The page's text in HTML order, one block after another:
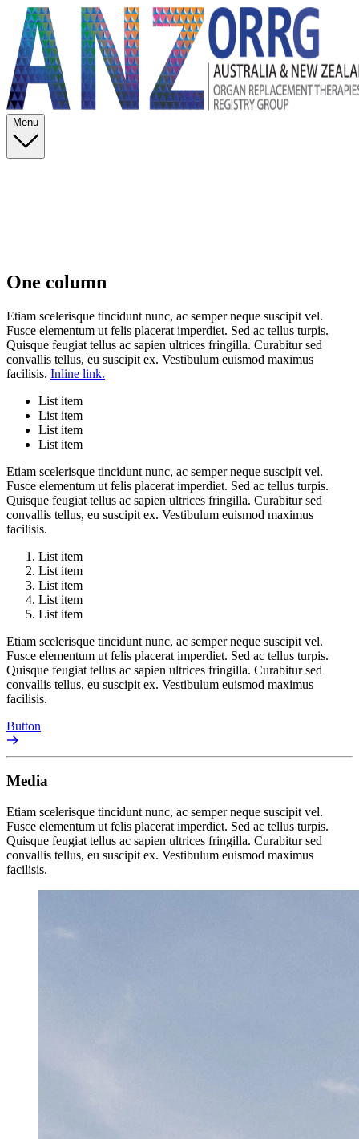
Menu
One column
Etiam scelerisque tincidunt nunc, ac semper neque suscipit vel.
Fusce elementum ut felis placerat imperdiet. Sed ac tellus turpis.
Quisque feugiat tellus ac sapien ultrices fringilla. Curabitur sed
convallis tellus, eu suscipit ex. Vestibulum euismod maximus
facilisis. Inline link.
List item
List item
List item
List item
Etiam scelerisque tincidunt nunc, ac semper neque suscipit vel.
Fusce elementum ut felis placerat imperdiet. Sed ac tellus turpis.
Quisque feugiat tellus ac sapien ultrices fringilla. Curabitur sed
convallis tellus, eu suscipit ex. Vestibulum euismod maximus
facilisis.
List item
List item
List item
List item
List item
Etiam scelerisque tincidunt nunc, ac semper neque suscipit vel.
Fusce elementum ut felis placerat imperdiet. Sed ac tellus turpis.
Quisque feugiat tellus ac sapien ultrices fringilla. Curabitur sed
convallis tellus, eu suscipit ex. Vestibulum euismod maximus
facilisis.
Button
Media
Etiam scelerisque tincidunt nunc, ac semper neque suscipit vel.
Fusce elementum ut felis placerat imperdiet. Sed ac tellus turpis.
Quisque feugiat tellus ac sapien ultrices fringilla. Curabitur sed
convallis tellus, eu suscipit ex. Vestibulum euismod maximus
facilisis.